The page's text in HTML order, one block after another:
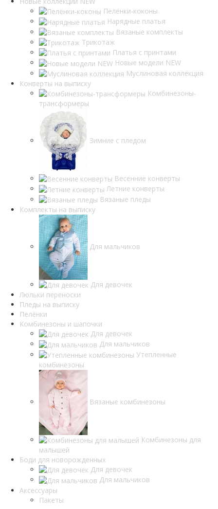
Пелёнки-коконы
Нарядные платья
Вязаные комплекты
Трикотаж
Платья с принтами
Новые модели NEW
Муслиновая коллекция
Конверты на выписку
Комбинезоны-
трансформеры
Зимние с пледом
Весенние конверты
Летние конверты
Вязаные пледы
Комплекты на выписку
Для мальчиков
Для девочек
Люльки переноски
Пледы на выписку
Пелёнки
Комбинезоны и шапочки
Для девочек
Для мальчиков
Утепленные
комбинезоны
Вязаные комбинезоны
Комбинезоны для
малышей
Боди для новорожденных
Для девочек
Для мальчиков
Аксессуары
Пакеты